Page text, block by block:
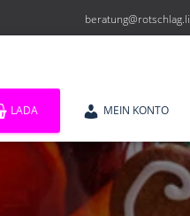
beratung@rotschlag.li
LADA MEIN KONTO